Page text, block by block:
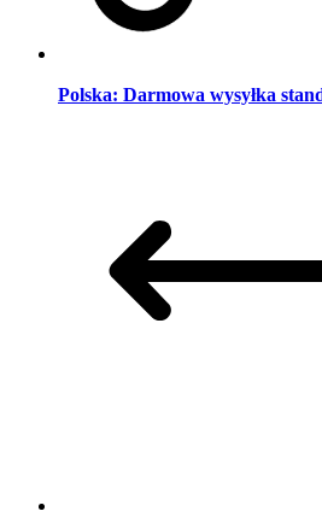
Polska: Darmowa wysyłka